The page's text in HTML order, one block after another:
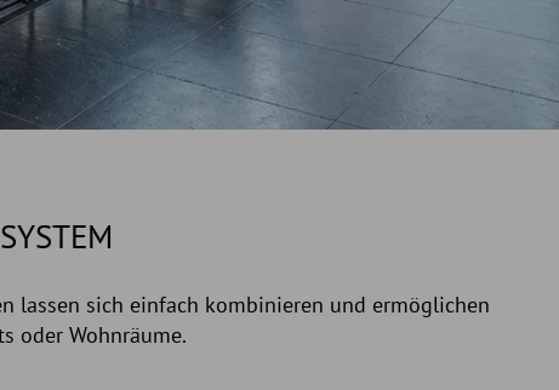
lassen sich einfach kombinieren und ermöglichen
oder Wohnräume.